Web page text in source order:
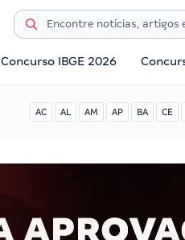
Concurso IBGE 2026
AC AL AM AP BA CE